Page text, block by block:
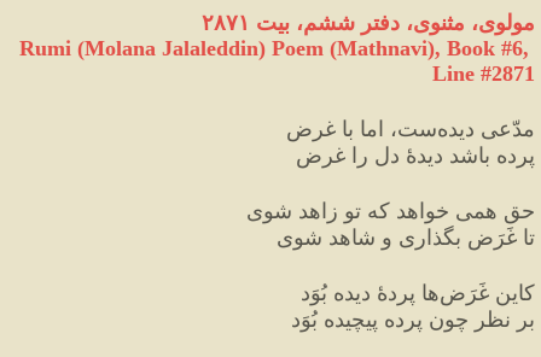
مولوی، مثنوی، دفتر ششم، بیت ۲۸۷۱
Rumi (Molana Jalaleddin) Poem (Mathnavi), Book #6,
Line #2871
مدّعی دیده‌ست، اما با غرض
پرده باشد دیدهٔ دل را غرض
حق همی خواهد که تو زاهد شوی
تا غَرَض بگذاری و شاهد شوی
کاین غَرَض‌ها پردهٔ دیده بُوَد
بر نظر چون پرده پیچیده بُوَد